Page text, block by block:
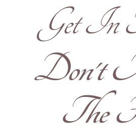
Get In
!Don't
The